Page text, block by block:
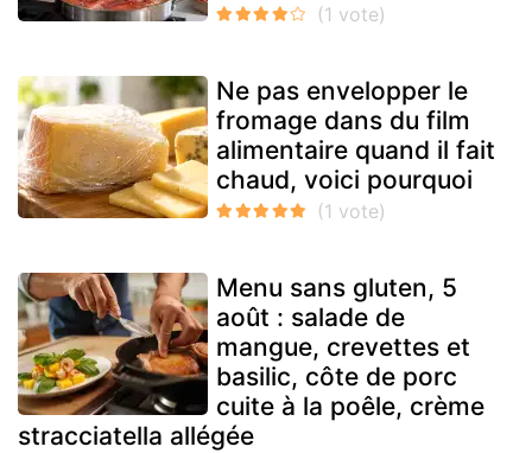
Ne pas envelopper le
fromage dans du film
alimentaire quand il fait
chaud, voici pourquoi
Menu sans gluten, 5
août : salade de
mangue, crevettes et
basilic, côte de porc
cuite à la poêle, crème
stracciatella allégée